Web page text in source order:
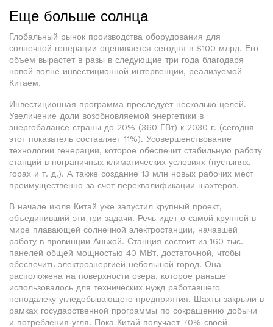
Еще больше солнца
Глобальный рынок производства оборудования для
солнечной генерации оценивается сегодня в $100 млрд. Его
объем вырастет в разы в следующие три года благодаря
новой волне инвестиционной интервенции, реализуемой
Китаем.
Инвестиционная программа преследует несколько целей.
Увеличение доли возобновляемой энергетики в
энергобалансе страны до 20% (360 ГВт) к 2030 г. (сегодня
этот показатель составляет 11%). Усовершенствование
технологии генерации, которое обеспечит стабильную работу
станций в пограничных климатических условиях (пустынях,
горах и т. д.). А также создание 13 млн новых рабочих мест
преимущественно за счет переквалификации шахтеров.
В начале июля Китай уже запустил крупный проект,
объединивший эти три задачи. Речь идет о самой крупной в
мире плавающей солнечной электростанции, начавшей
работу в провинции Аньхой. Станция состоит из 160 тыс.
панелей общей мощностью 40 МВт, достаточной, чтобы
обеспечить электроэнергией небольшой город. Она
расположена на поверхности озера, которое раньше
использовалось для технических нужд работавшего
неподалеку угледобывающего предприятия. Шахты закрыли в
рамках государственной программы по сокращению добычи
и потребления угля. Пока Китай получает 70% своей